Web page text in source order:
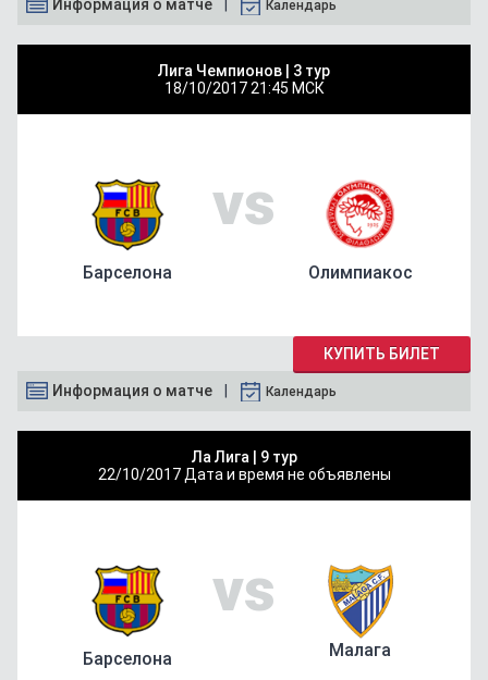
Информация о матче Календарь
Лига Чемпионов | 3 тур
18/10/2017 21:45 МСК
Барселона
vs
Олимпиакос
КУПИТЬ БИЛЕТ
Информация о матче Календарь
Ла Лига | 9 тур
22/10/2017 Дата и время не объявлены
Барселона
vs
Малага